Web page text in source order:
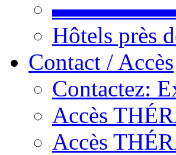
Hôtels près
Contact / Accès
Contactez:
Accès
Accès